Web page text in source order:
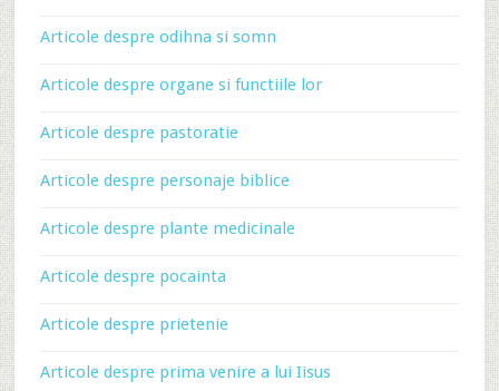
Articole despre odihna si somn
Articole despre organe si functiile lor
Articole despre pastoratie
Articole despre personaje biblice
Articole despre plante medicinale
Articole despre pocainta
Articole despre prietenie
Articole despre prima venire a lui Iisus